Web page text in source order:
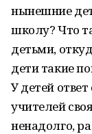
нынешние
школу? Что
детьми,
дети такие
У детей
учителей
ненадолго,